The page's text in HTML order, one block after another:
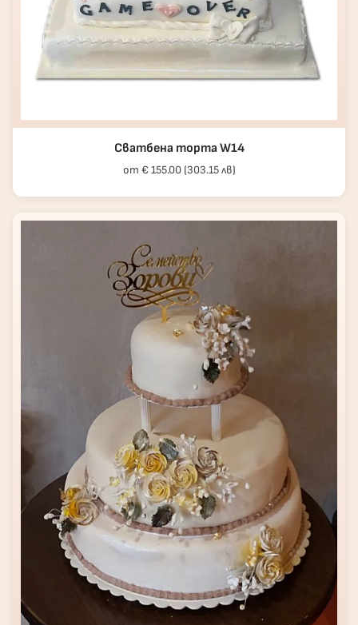
Сватбена торта W14
от € 155.00 (303.15 лв)